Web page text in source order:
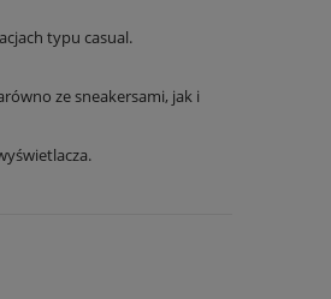
typu casual.
ze sneakersami, jak i